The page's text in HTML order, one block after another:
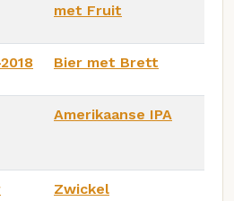
met Fruit
Bier met Brett
Amerikaanse IPA
Zwickel